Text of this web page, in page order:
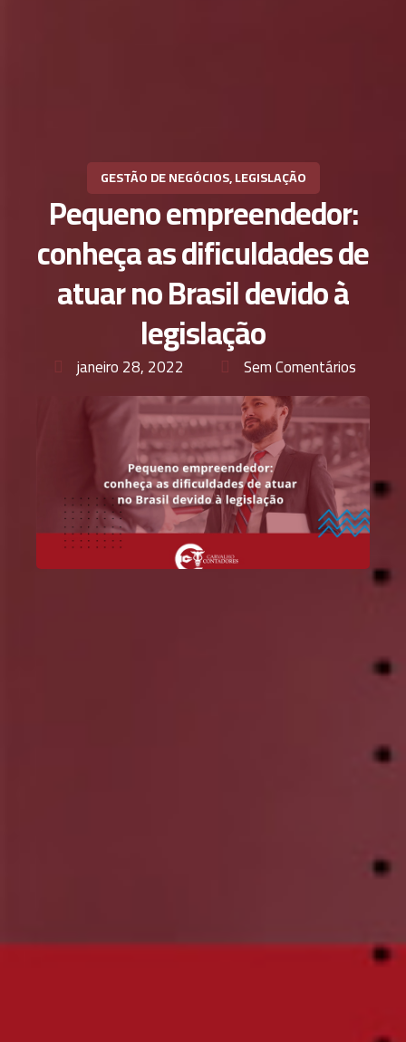
GESTÃO DE NEGÓCIOS,LEGISLAÇÃO
Pequeno empreendedor:
conheça as dificuldades de
atuar no Brasil devido à
legislação
janeiro 28, 2022 Sem Comentários